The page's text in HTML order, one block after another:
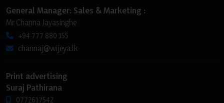
General Manager: Sales & Marketing :
Mr Channa Jayasinghe
+94 777 880 155
channaj@wijeya.lk
Print advertising
Suraj Pathirana
0772617542